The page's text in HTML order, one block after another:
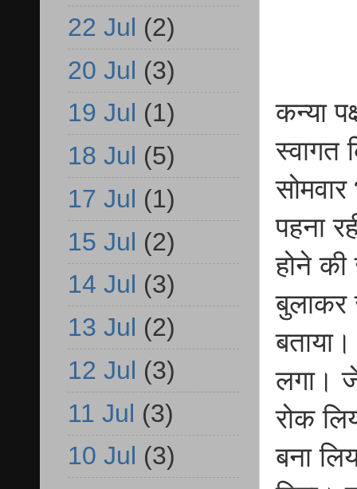
कन्या
स्वागत
पहना
होने की
लगा।
रोक
बना
22 Jul (2)
20 Jul (3)
19 Jul (1)
18 Jul (5)
17 Jul (1)
15 Jul (2)
14 Jul (3)
13 Jul (2)
12 Jul (3)
11 Jul (3)
10 Jul (3)